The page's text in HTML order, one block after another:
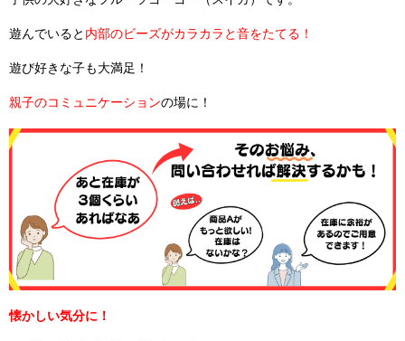
遊んでいると 内部のビーズがカラカラと音をたてる！
遊び好きな子も大満足！
親子のコミュニケーションの場に！
懐かしい気分に！